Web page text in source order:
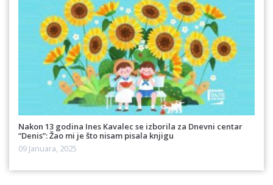
Nakon 13 godina Ines Kavalec se izborila za Dnevni centar
“Denis”: Žao mi je što nisam pisala knjigu
09 Januara, 2025